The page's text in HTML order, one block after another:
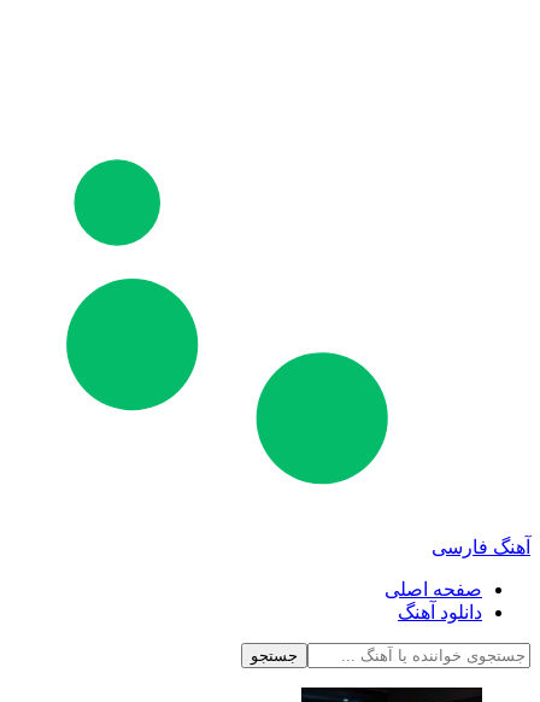
آهنگ فارسی
صفحه اصلی
دانلود آهنگ
جستجو